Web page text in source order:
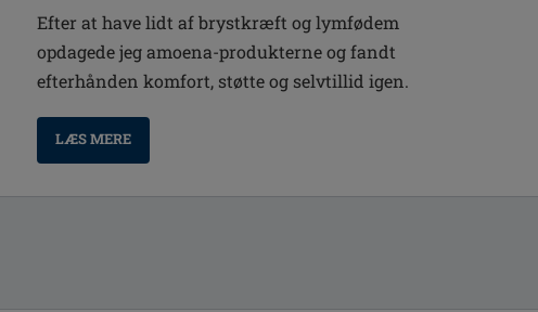
Efter at have lidt af brystkræft og lymfødem
opdagede jeg amoena-produkterne og fandt
efterhånden komfort, støtte og selvtillid igen.
LÆS MERE